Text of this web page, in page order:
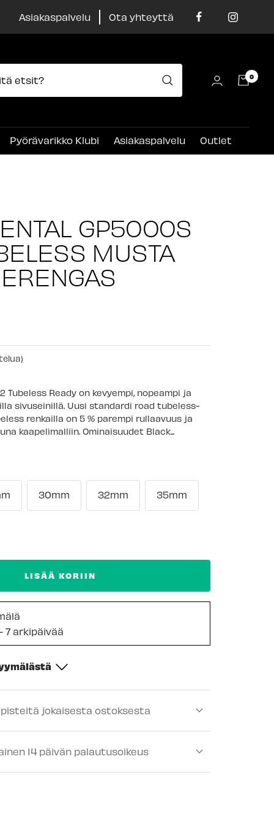
Asiakaspalvelu Ota yhteyttä
0
Pyörävarikko Klubi Asiakaspalvelu Outlet
GP5000S
MUSTA
Tubeless Ready on kevyempi, nopeampi ja
sivuseinillä. Uusi standardi road tubeless-
renkailla on 5 % parempi rullaavuus ja
kaapelimalliin. Ominaisuudet Black...
30mm 32mm 35mm
LISÄÄ KORIIN
7 arkipäivää
Tilapäisesti loppu
-Saatavilla
jokaisesta ostoksesta
14 päivän palautusoikeus